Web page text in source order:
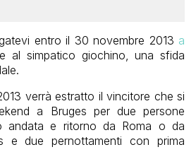
entro il 30 novembre 2013 a
al simpatico giochino, una sfida
verrà estratto il vincitore che si
a Bruges per due persone
andata e ritorno da Roma o da
e due pernottamenti con prima